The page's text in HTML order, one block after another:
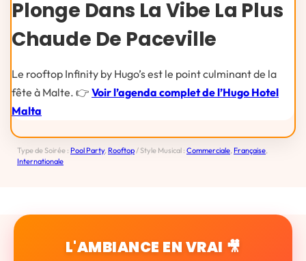
Plonge Dans La Vibe La Plus
Chaude De Paceville
Le rooftop Infinity by Hugo’s est le point culminant de la
fête à Malte. 👉 Voir l’agenda complet de l’Hugo Hotel
Malta
Type de Soirée : Pool Party, Rooftop / Style Musical : Commerciale Française
Internationale
L'AMBIANCE EN VRAI 🎥